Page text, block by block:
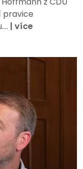
pravice
| více